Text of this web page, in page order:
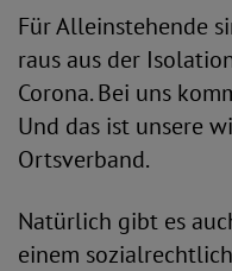
Für Alleinstehende
raus aus der
Corona. Bei uns
Und das ist unsere
Ortsverband.
Natürlich gibt es
einem